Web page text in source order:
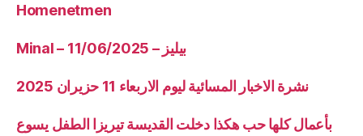
Homenetmen
Minal – 11/06/2025 – بيليز
نشرة الاخبار المسائية ليوم الاربعاء 11 حزيران 2025
بأعمال كلها حب هكذا دخلت القديسة تيريزا الطفل يسوع